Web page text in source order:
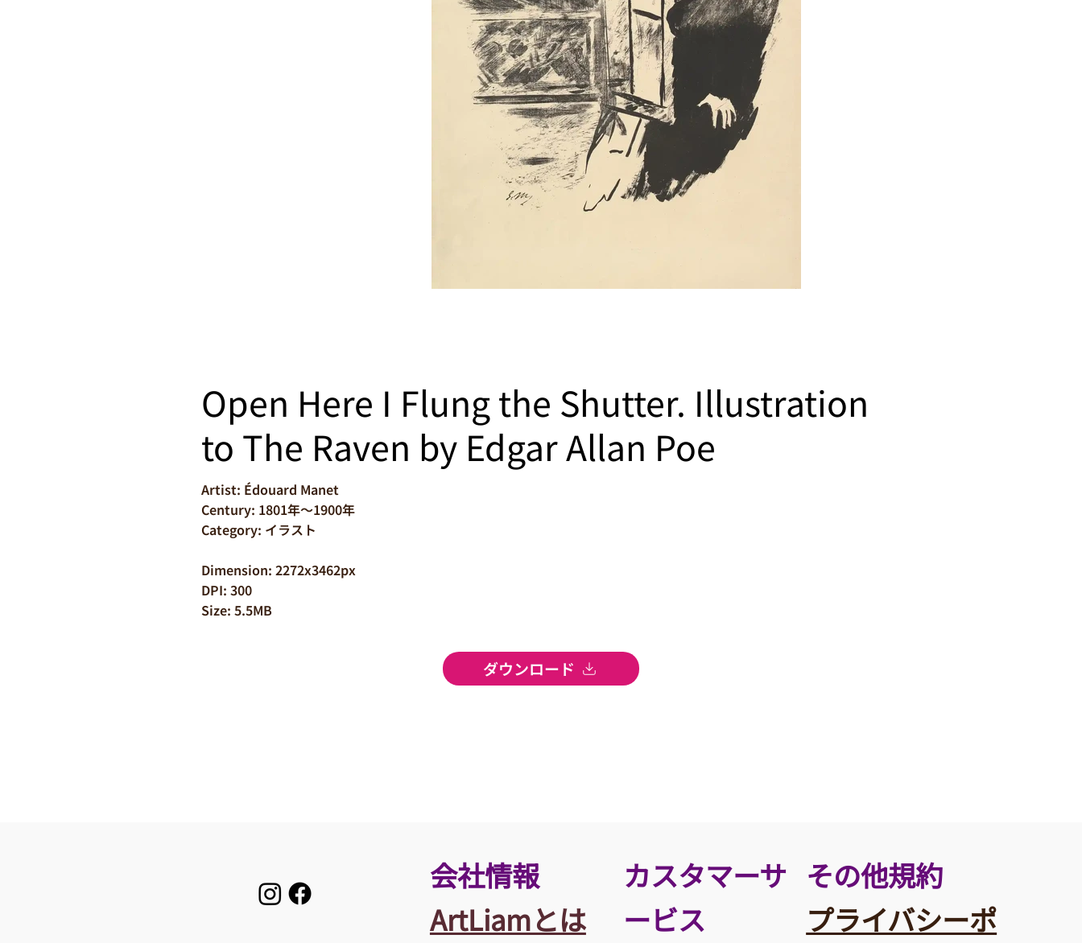
Open Here I Flung the Shutter. Illustration
to The Raven by Edgar Allan Poe
Artist: Édouard Manet
Century: 1801年～1900年
Category: イラスト
Dimension: 2272x3462px
DPI: 300
Size: 5.5MB
ダウンロード
​会社情報
ArtLiamとは
カスタマーサ
ービス
その他規約
プライバシーポ